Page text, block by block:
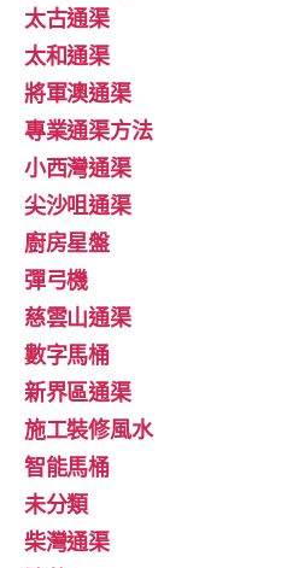
太古通渠
太和通渠
將軍澳通渠
專業通渠方法
小西灣通渠
尖沙咀通渠
廚房星盤
彈弓機
慈雲山通渠
數字馬桶
新界區通渠
施工裝修風水
智能馬桶
未分類
柴灣通渠